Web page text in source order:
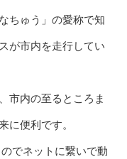
ちゅう」の愛称で知
が市内を走行してい
市内の至るところま
に便利です。
でネットに繋いで動